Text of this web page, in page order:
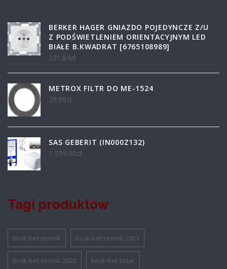
BERKER HAGER GNIAZDO POJEDYNCZE Z/U
Z PODŚWIETLENIEM ORIENTACYJNYM LED
BIAŁE B.KWADRAT [6765108989]
231.84zł
METROX FILTR DO ME-1524
29.99zł
SAS GEBERIT (IN000Z132)
1 599.00zł
Tagi produktów
bruk-bet cennik bruk-bet cennik 2021
bruk-bet cennik 2022 bruk-bet solar